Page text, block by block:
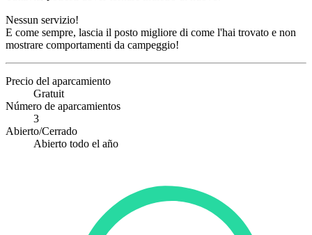
Nessun servizio!
E come sempre, lascia il posto migliore di come l'hai trovato e non
mostrare comportamenti da campeggio!
Precio del aparcamiento
Gratuit
Número de aparcamientos
3
Abierto/Cerrado
Abierto todo el año